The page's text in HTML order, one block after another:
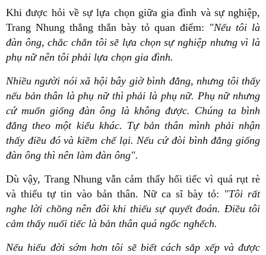
Khi được hỏi về sự lựa chọn giữa gia đình và sự nghiệp,
Trang Nhung thẳng thắn bày tỏ quan điểm: "Nếu tôi là
đàn ông, chắc chắn tôi sẽ lựa chọn sự nghiệp nhưng vì là
phụ nữ nên tôi phải lựa chọn gia đình.
Nhiều người nói xã hội bây giờ bình đẳng, nhưng tôi thấy
nếu bản thân là phụ nữ thì phải là phụ nữ. Phụ nữ nhưng
cứ muốn giống đàn ông là không được. Chúng ta bình
đẳng theo một kiểu khác. Tự bản thân mình phải nhận
thấy điều đó và kiềm chế lại. Nếu cứ đòi bình đẳng giống
đàn ông thì nên làm đàn ông".
Dù vậy, Trang Nhung vẫn cảm thấy hối tiếc vì quá rụt rè
và thiếu tự tin vào bản thân. Nữ ca sĩ bày tỏ: "Tôi rất
nghe lời chồng nên đôi khi thiếu sự quyết đoán. Điều tôi
cảm thấy nuối tiếc là bản thân quá ngốc nghếch.
Nếu hiểu đời sớm hơn tôi sẽ biết cách sắp xếp và được